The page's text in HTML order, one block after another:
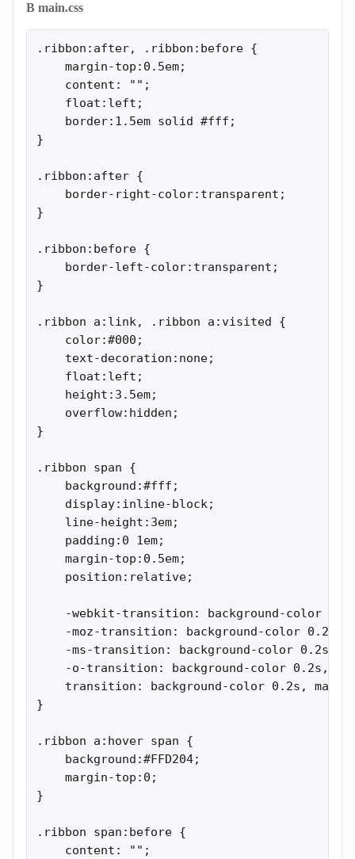
В main.css
.ribbon:after, .ribbon:before {
    margin-top:0.5em;
    content: "";
    float:left;
    border:1.5em solid #fff;
}
.ribbon:after {
    border-right-color:transparent;
}
.ribbon:before {
    border-left-color:transparent;
}
.ribbon a:link, .ribbon a:visited {
    color:#000;
    text-decoration:none;
    float:left;
    height:3.5em;
    overflow:hidden;
}
.ribbon span {
    background:#fff;
    display:inline-block;
    line-height:3em;
    padding:0 1em;
    margin-top:0.5em;
    position:relative;
-webkit-transition: background-color
-moz-transition: background-color 0.2s,
-ms-transition: background-color 0.2s,
-o-transition: background-color 0.2s,
transition: background-color 0.2s,
}
.ribbon a:hover span {
    background:#FFD204;
    margin-top:0;
}
.ribbon span:before {
    content: "";